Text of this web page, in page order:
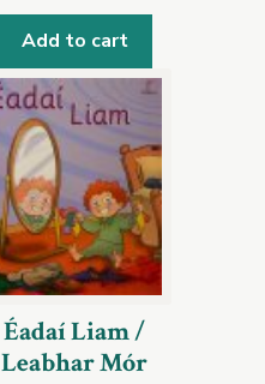
Add to cart
Éadaí Liam /
Leabhar Mór